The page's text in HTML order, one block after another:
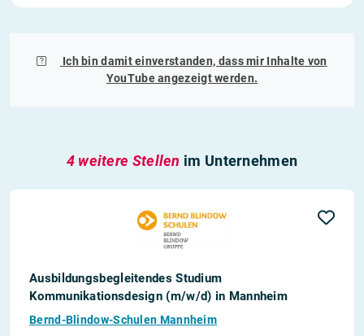
Ich bin damit einverstanden, dass mir Inhalte von
YouTubeangezeigt werden.
4 weitere Stellen im Unternehmen
Ausbildungsbegleitendes Studium
Kommunikationsdesign (m/w/d) in Mannheim
Bernd-Blindow-Schulen Mannheim